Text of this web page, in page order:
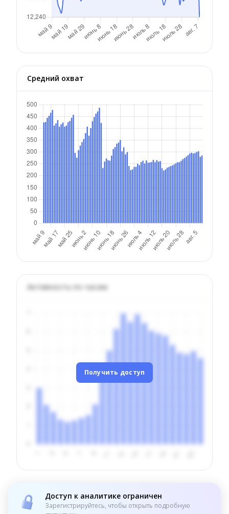
Средний охват
Активность по часам
Получить доступ
Доступ к аналитике ограничен
Зарегистрируйтесь, чтобы открыть подробную